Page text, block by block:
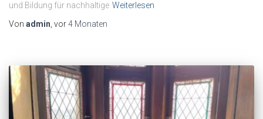
und Bildung für nachhaltige Weiterlesen
Von admin, vor4 Monaten